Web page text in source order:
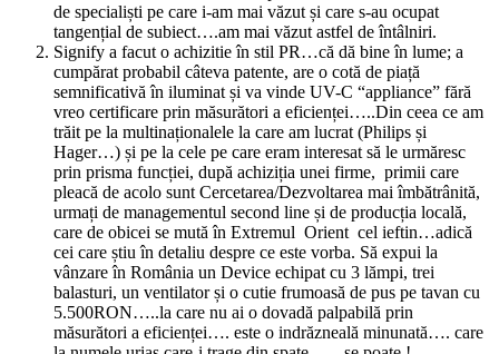
de specialiști pe care i-am mai văzut și care s-au ocupat
tangențial de subiect….am mai văzut astfel de întâlniri.
Signify a facut o achizitie în stil PR…că dă bine în lume; a
cumpărat probabil câteva patente, are o cotă de piață
semnificativă în iluminat și va vinde UV-C “appliance” fără
vreo certificare prin măsurători a eficienței…..Din ceea ce am
trăit pe la multinaționalele la care am lucrat (Philips și
Hager…) și pe la cele pe care eram interesat să le urmăresc
prin prisma funcției, după achiziția unei firme, primii care
pleacă de acolo sunt Cercetarea/Dezvoltarea mai îmbătrânită,
urmați de managementul second line și de producția locală,
care de obicei se mută în Extremul Orient cel ieftin…adică
cei care știu în detaliu despre ce este vorba. Să expui la
vânzare în România un Device echipat cu 3 lămpi, trei
balasturi, un ventilator și o cutie frumoasă de pus pe tavan cu
5.500RON…..la care nu ai o dovadă palpabilă prin
măsurători a eficienței…. este o indrăzneală minunată…. care